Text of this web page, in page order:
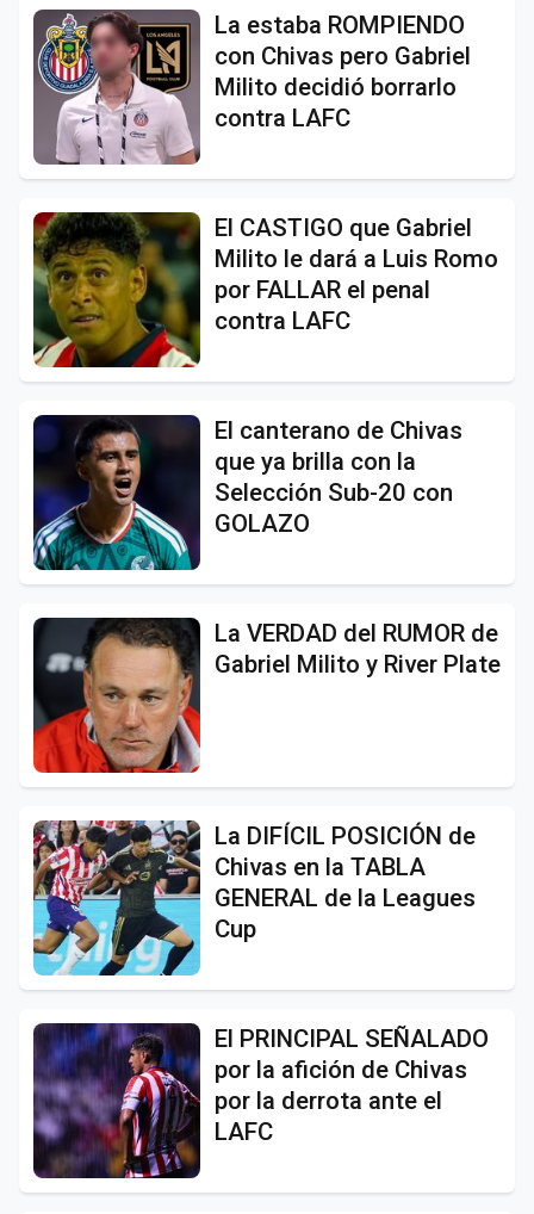
La estaba ROMPIENDO
con Chivas pero Gabriel
Milito decidió borrarlo
contra LAFC
El CASTIGO que Gabriel
Milito le dará a Luis Romo
por FALLAR el penal
contra LAFC
El canterano de Chivas
que ya brilla con la
Selección Sub-20 con
GOLAZO
La VERDAD del RUMOR de
Gabriel Milito y River Plate
La DIFÍCIL POSICIÓN de
Chivas en la TABLA
GENERAL de la Leagues
Cup
El PRINCIPAL SEÑALADO
por la afición de Chivas
por la derrota ante el
LAFC